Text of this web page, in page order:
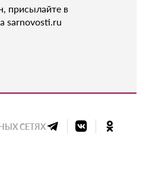
присылайте в
sarnovosti.ru
СЕТЯХ